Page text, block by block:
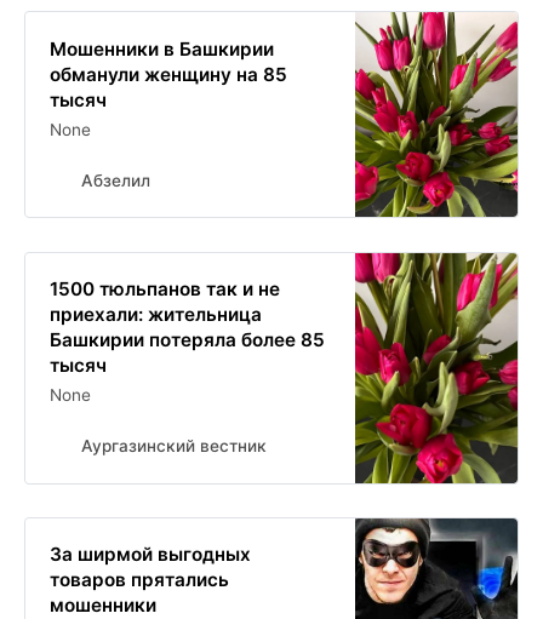
Мошенники в Башкирии
обманули женщину на 85
тысяч
None
Абзелил
1500 тюльпанов так и не
приехали: жительница
Башкирии потеряла более 85
тысяч
None
Аургазинский вестник
За ширмой выгодных
товаров прятались
мошенники